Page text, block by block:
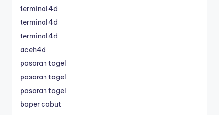
terminal4d
terminal4d
terminal4d
aceh4d
pasaran togel
pasaran togel
pasaran togel
baper cabut